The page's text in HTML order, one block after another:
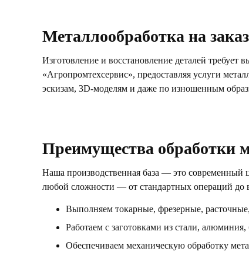
Металлообработка на
Изготовление и восстановление деталей
«Агропромтехсервис», предоставляя услуги
эскизам, 3D-моделям и даже по изношенным
Преимущества обработки
Наша производственная база — это современный
любой сложности — от стандартных операций до
Выполняем токарные, фрезерные,
Работаем с заготовками из стали,
Обеспечиваем механическую обработку